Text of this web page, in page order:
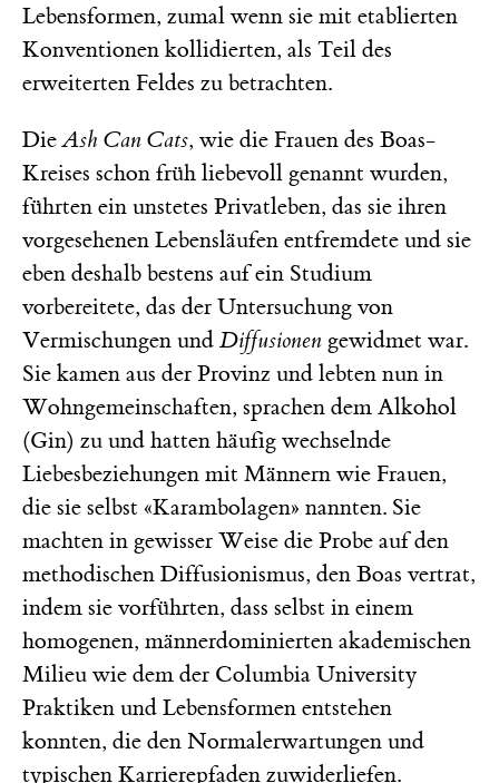
Lebensformen, zumal wenn sie mit etablierten
Konventionen kollidierten, als Teil des
erweiterten Feldes zu betrachten.
DieAsh Can Cats, wie die Frauen des Boas-
Kreises schon früh liebevoll genannt wurden,
führten ein unstetes Privatleben, das sie ihren
vorgesehenen Lebensläufen entfremdete und sie
eben deshalb bestens auf ein Studium
vorbereitete, das der Untersuchung von
Vermischungen und Diffusionen gewidmet war.
Sie kamen aus der Provinz und lebten nun in
Wohngemeinschaften, sprachen dem Alkohol
(Gin) zu und hatten häufig wechselnde
Liebesbeziehungen mit Männern wie Frauen,
die sie selbst «Karambolagen» nannten. Sie
machten in gewisser Weise die Probe auf den
methodischen Diffusionismus, den Boas vertrat,
indem sie vorführten, dass selbst in einem
homogenen, männerdominierten akademischen
Milieu wie dem der Columbia University
Praktiken und Lebensformen entstehen
konnten, die den Normalerwartungen und
typischen Karrierepfaden zuwiderliefen.